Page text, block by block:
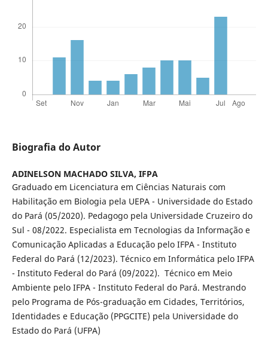
Biografia do Autor
ADINELSON MACHADO SILVA, IFPA
Graduado em Licenciatura em Ciências Naturais com
Habilitação em Biologia pela UEPA - Universidade do Estado
do Pará (05/2020). Pedagogo pela Universidade Cruzeiro do
Sul - 08/2022. Especialista em Tecnologias da Informação e
Comunicação Aplicadas a Educação pelo IFPA - Instituto
Federal do Pará (12/2023). Técnico em Informática pelo IFPA
- Instituto Federal do Pará (09/2022). Técnico em Meio
Ambiente pelo IFPA - Instituto Federal do Pará. Mestrando
pelo Programa de Pós-graduação em Cidades, Territórios,
Identidades e Educação (PPGCITE) pela Universidade do
Estado do Pará (UFPA)